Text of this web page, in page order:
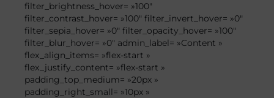
filter_brightness_hover= »100″
filter_contrast_hover= »100″ filter_invert_hover= »0″
filter_sepia_hover= »0″ filter_opacity_hover= »100″
filter_blur_hover= »0″ admin_label= »Content »
flex_align_items= »flex-start »
flex_justify_content= »flex-start »
padding_top_medium= »20px »
padding_right_small= »10px »